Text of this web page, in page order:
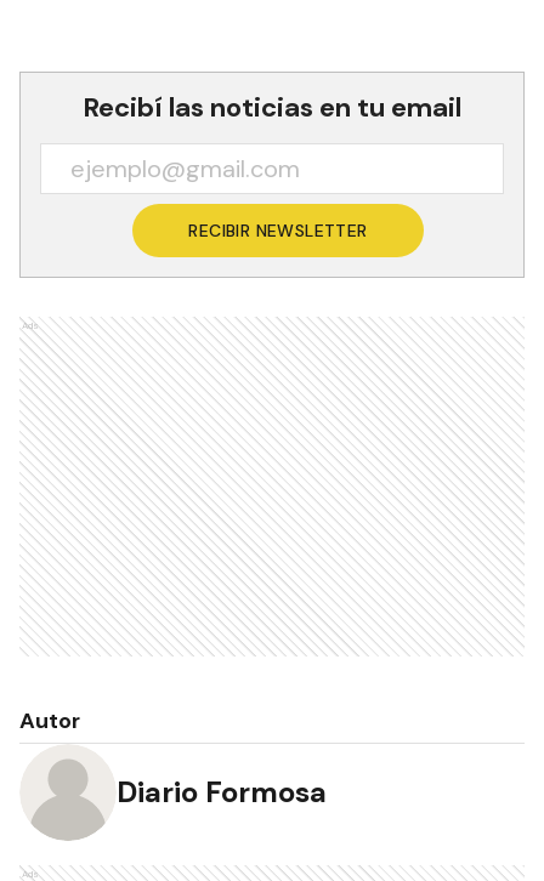
Recibí las noticias en tu email
RECIBIR NEWSLETTER
Ads
Autor
Diario Formosa
Ads